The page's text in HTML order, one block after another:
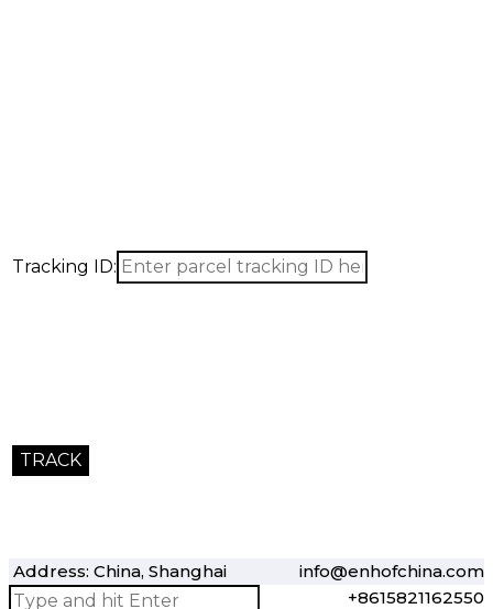
Tracking ID:
Address: China, Shanghai
info@enhofchina.com
+8615821162550